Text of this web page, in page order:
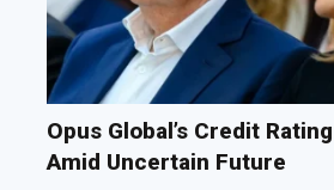
Opus Global’s Credit
Amid Uncertain Future